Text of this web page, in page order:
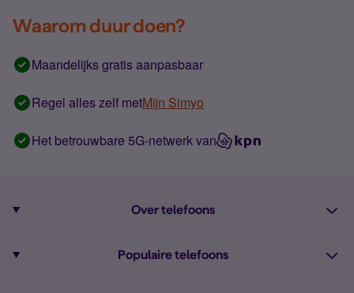
Waarom duur doen?
Maandelijks gratis aanpasbaar
Regel alles zelf metMijn Simyo
Het betrouwbare 5G-netwerk van
Over telefoons
Populaire telefoons